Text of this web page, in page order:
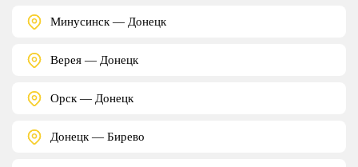
Минусинск — Донецк
Верея — Донецк
Орск — Донецк
Донецк — Бирево